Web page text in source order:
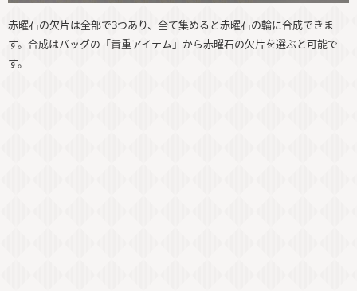
赤曜石の欠片は全部で3つあり、全て集めると赤曜石の輪に合成できま
す。合成はバッグの「貴重アイテム」から赤曜石の欠片を選ぶと可能で
す。